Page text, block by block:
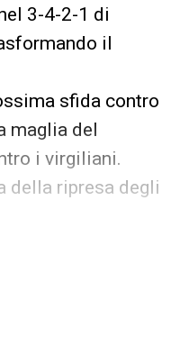
3-4-2-1 di
il
sfida contro
maglia del
i virgiliani.
della ripresa degli